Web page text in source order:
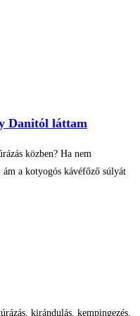
Danitól láttam
közben? Ha nem
ám a kotyogós kávéfőző súlyát
kirándulás, kempingezés,